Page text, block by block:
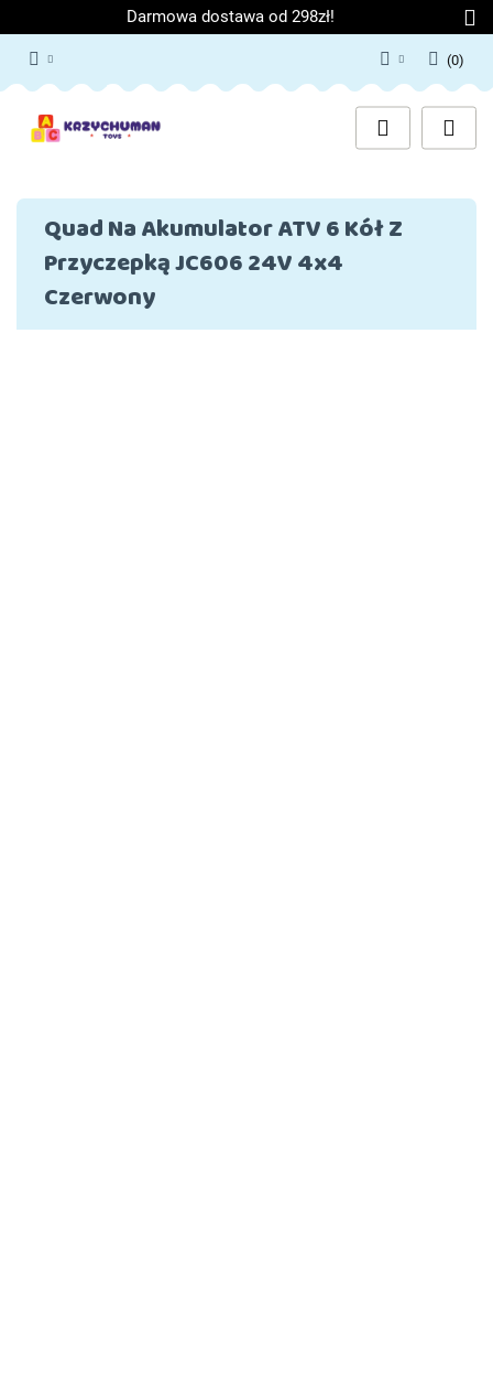
Darmowa dostawa od 298zł!
Zaloguj się
Załóż konto
Zgody cookies
(0)
Quad Na Akumulator ATV 6 Kół Z
Przyczepką JC606 24V 4x4
Czerwony